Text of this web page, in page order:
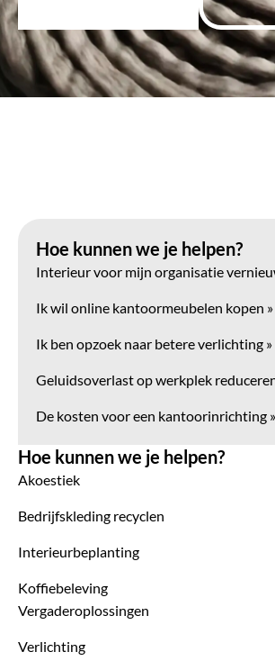
Hoe kunnen we je helpen?
Interieur voor mijn organisatie
Ik wil online kantoormeubelen kopen »
Ik ben opzoek naar betere verlichting »
Geluidsoverlast op werkplek
De kosten voor een kantoorinrichting »
Hoe kunnen we je helpen?
Akoestiek
Bedrijfskleding recyclen
Interieurbeplanting
Koffiebeleving
Vergaderoplossingen
Verlichting